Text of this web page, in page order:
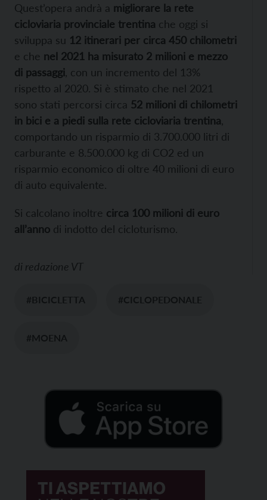
Quest’opera andrà a migliorare la rete
cicloviaria provinciale trentina che oggi si
sviluppa su 12 itinerari per circa 450 chilometri
e che nel 2021 ha misurato 2 milioni e mezzo
di passaggi , con un incremento del 13%
rispetto al 2020. Si è stimato che nel 2021
sono stati percorsi circa 52 milioni di chilometri
in bici e a piedi sulla rete cicloviaria trentina
comportando un risparmio di 3.700.000 litri di
carburante e 8.500.000 kg di CO2 ed un
risparmio economico di oltre 40 milioni di euro
di auto equivalente.
Si calcolano inoltre circa 100 milioni di euro
all’anno di indotto del cicloturismo.
di redazione VT
#BICICLETTA #CICLOPEDONALE
#MOENA